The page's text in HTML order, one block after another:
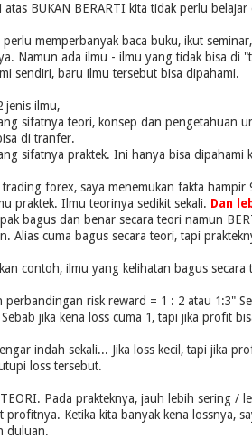
atas BUKAN BERARTI kita tidak perlu
perlu memperbanyak baca buku, ikut
Namun ada ilmu - ilmu yang tidak bisa di
sendiri, baru ilmu tersebut bisa dipahami.
jenis ilmu,
sifatnya teori, konsep dan pengetahuan
di tranfer.
sifatnya praktek. Ini hanya bisa dipahami
forex, saya menemukan fakta
praktek. Ilmu teorinya sedikit sekali. Dan
bagus dan benar secara teori namun
Alias cuma bagus secara teori, tapi
contoh, ilmu yang kelihatan bagus
perbandingan risk reward = 1 : 2 atau 1:3"
Sebab jika kena loss cuma 1, tapi jika profit
indah sekali... Jika loss kecil, tapi jika
loss tersebut.
Pada prakteknya, jauh lebih sering /
profitnya. Ketika kita banyak kena lossnya,
duluan.